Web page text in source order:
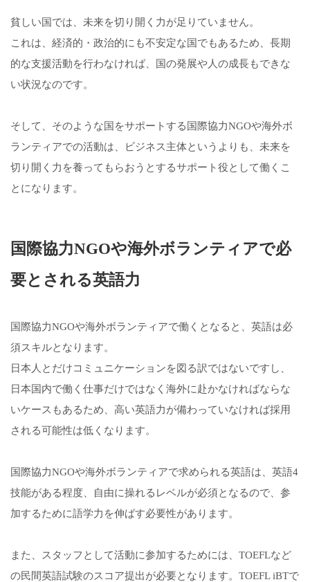
貧しい国では、未来を切り開く力が足りていません。
これは、経済的・政治的にも不安定な国でもあるため、長期
的な支援活動を行わなければ、国の発展や人の成長もできな
い状況なのです。
そして、そのような国をサポートする国際協力NGOや海外ボ
ランティアでの活動は、ビジネス主体というよりも、未来を
切り開く力を養ってもらおうとするサポート役として働くこ
とになります。
国際協力NGOや海外ボランティアで必
要とされる英語力
国際協力NGOや海外ボランティアで働くとなると、英語は必
須スキルとなります。
日本人とだけコミュニケーションを図る訳ではないですし、
日本国内で働く仕事だけではなく海外に赴かなければならな
いケースもあるため、高い英語力が備わっていなければ採用
される可能性は低くなります。
国際協力NGOや海外ボランティアで求められる英語は、英語4
技能がある程度、自由に操れるレベルが必須となるので、参
加するために語学力を伸ばす必要性があります。
また、スタッフとして活動に参加するためには、TOEFLなど
の民間英語試験のスコア提出が必要となります。TOEFL iBTで